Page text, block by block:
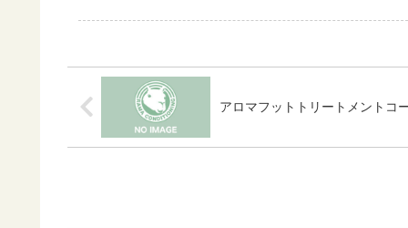
アロマフットトリートメントコ